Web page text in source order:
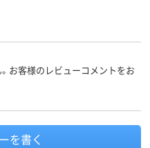
お客様のレビューコメントをお
を書く